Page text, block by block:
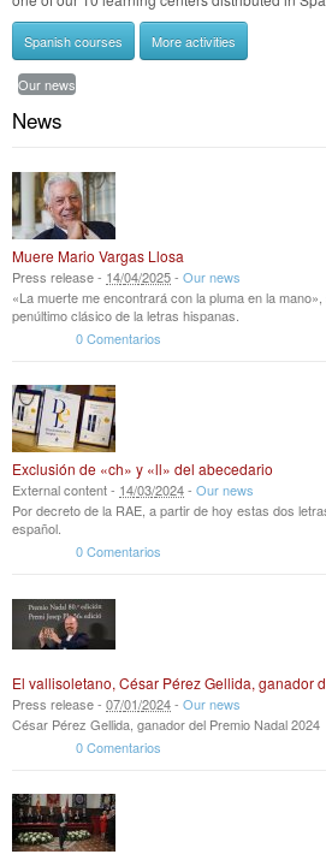
Spanish courses More activities
Our news
News
Muere Mario Vargas Llosa
Press release - 14/04/2025- Our news
«La muerte me encontrará con la pluma en la
penúltimo clásico de la letras hispanas.
0 Comentarios
Exclusión de «ch» y «ll» del abecedario
External content - 14/03/2024- Our news
Por decreto de la RAE, a partir de hoy estas dos
español.
0 Comentarios
El vallisoletano, César Pérez Gellida, ganador
Press release - 07/01/2024- Our news
César Pérez Gellida, ganador del Premio Nadal 2024
0 Comentarios